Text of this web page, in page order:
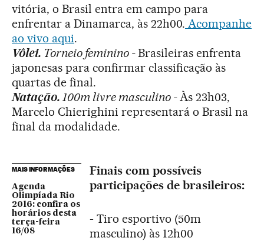
vitória, o Brasil entra em campo para
enfrentar a Dinamarca, às 22h00. Acompanhe
ao vivo aqui.
Vôlei. Torneio feminino -Brasileiras enfrenta
japonesas para confirmar classificação às
quartas de final.
Natação. 100m livre masculino - Às 23h03,
Marcelo Chierighini representará o Brasil na
final da modalidade.
MAIS INFORMAÇÕES
Agenda
Olimpíada Rio
2016: confira os
horários desta
terça-feira
16/08
Finais com possíveis
participações de brasileiros:
- Tiro esportivo (50m
masculino) às 12h00